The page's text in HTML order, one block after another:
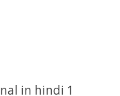
in hindi 1